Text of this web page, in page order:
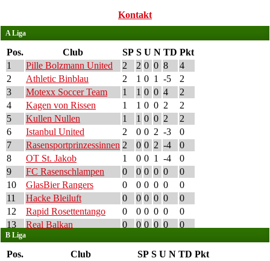
Kontakt
A Liga
Pos. Club SP S U N TD Pkt
1
Pille Bolzmann United 2 2 0 0 8
4
2
Athletic Binblau 2 1 0 1 -5
2
3
Motexx Soccer Team 1 1 0 0 4
2
4
Kagen von Rissen 1 1 0 0 2
2
5
Kullen Nullen 1 1 0 0 2
2
6
Istanbul United 2 0 0 2 -3
0
7
Rasensportprinzessinnen 2 0 0 2 -4
0
8
OT St. Jakob 1 0 0 1 -4
0
9
FC Rasenschlampen 0 0 0 0 0
0
10
GlasBier Rangers 0 0 0 0 0
0
11
Hacke Bleiluft 0 0 0 0 0
0
12
Rapid Rosettentango 0 0 0 0 0
0
13
Real Balkan 0 0 0 0 0 0
B Liga
Pos. Club SP S U N TD Pkt